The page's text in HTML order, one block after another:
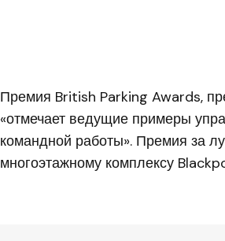
Премия British Parking Awards,
«отмечает ведущие примеры
командной работы». Премия за
многоэтажному комплексу